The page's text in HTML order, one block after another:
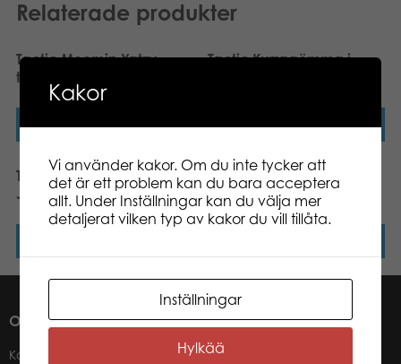
Relaterade produkter
Tactic Moomin Yatzy
tärningsspel
Läs mer
Tactic Kurragömma i
Läs mer
Tactic Rita och Gissa
Junior resespel
Tactic Alias Original
brädspel
OM OSS
Kontakter
Kakor
Vi använder kakor. Om du inte tycker att
det är ett problem kan du bara acceptera
allt. Under Inställningar kan du välja mer
detaljerat vilken typ av kakor du vill tillåta.
Inställningar
Hylkää